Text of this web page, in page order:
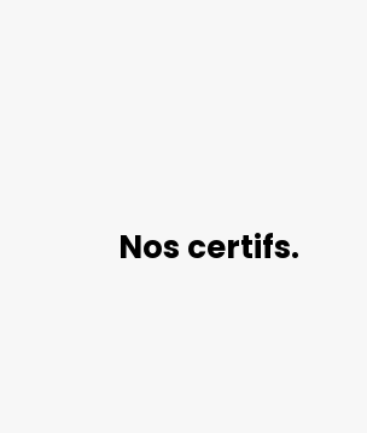
Nos certifs.